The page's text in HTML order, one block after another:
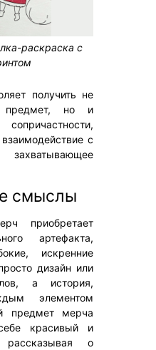
раскраска с
получить не
предмет, но и
с
смыслы
приобретает
артефакта,
искренние
дизайн или
а история,
элементом
предмет мерча
красивый и
рассказывая о